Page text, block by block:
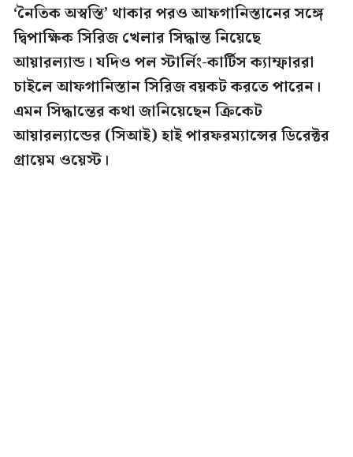
‘নৈতিক অস্বস্তি’ থাকার পরও আফগানিস্তানের সঙ্গে
দ্বিপাক্ষিক সিরিজ খেলার সিদ্ধান্ত নিয়েছে
আয়ারল্যান্ড। যদিও পল স্টার্লিং-কার্টিস ক্যাম্ফাররা
চাইলে আফগানিস্তান সিরিজ বয়কট করতে পারেন।
এমন সিদ্ধান্তের কথা জানিয়েছেন ক্রিকেট
আয়ারল্যান্ডের (সিআই) হাই পারফরম্যান্সের ডিরেক্টর
গ্রায়েম ওয়েস্ট।